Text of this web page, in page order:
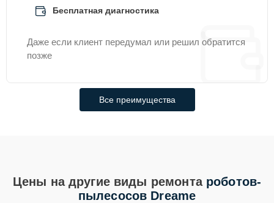
Бесплатная диагностика
Даже если клиент передумал или решил обратится
позже
Все преимущества
Цены на другие виды ремонта роботов-
пылесосов Dreame